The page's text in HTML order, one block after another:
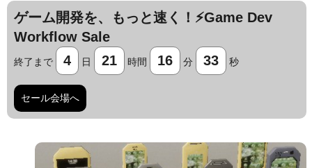
ゲーム開発を、もっと速く！⚡️Game Dev
Workflow Sale
終了まで 4 日 21 時間 16 分 32 秒
セール会場へ